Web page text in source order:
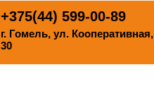
+375(44) 599-00-89
г. Гомель, ул. Кооперативная,
30